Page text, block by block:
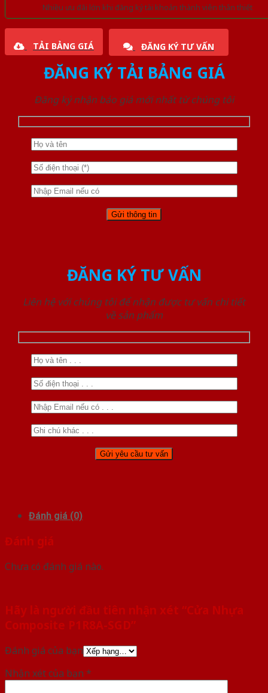
Nhiều ưu đãi lớn khi đăng ký tài khoản thành viên thân thiết
TẢI BẢNG GIÁ ĐĂNG KÝ TƯ VẤN
ĐĂNG KÝ TẢI BẢNG GIÁ
Đăng ký nhận báo giá mới nhất từ chúng tôi
ĐĂNG KÝ TƯ VẤN
Liên hệ với chúng tôi để nhận được tư vấn chi tiết
về sản phẩm
Đánh giá (0)
Đánh giá
Chưa có đánh giá nào.
Hãy là người đầu tiên nhận xét “Cửa Nhựa
Composite P1R8A-SGD”
Đánh giá của bạn
Nhận xét của bạn *